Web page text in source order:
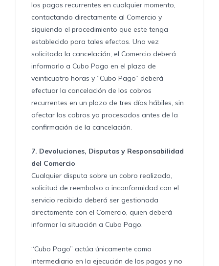
los pagos recurrentes en cualquier momento,
contactando directamente al Comercio y
siguiendo el procedimiento que este tenga
establecido para tales efectos. Una vez
solicitada la cancelación, el Comercio deberá
informarlo a Cubo Pago en el plazo de
veinticuatro horas y “Cubo Pago” deberá
efectuar la cancelación de los cobros
recurrentes en un plazo de tres días hábiles, sin
afectar los cobros ya procesados antes de la
confirmación de la cancelación.
7. Devoluciones, Disputas y Responsabilidad
del Comercio
Cualquier disputa sobre un cobro realizado,
solicitud de reembolso o inconformidad con el
servicio recibido deberá ser gestionada
directamente con el Comercio, quien deberá
informar la situación a Cubo Pago.
“Cubo Pago” actúa únicamente como
intermediario en la ejecución de los pagos y no